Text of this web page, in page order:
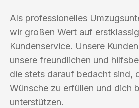
Als professionelles
wir großen Wert auf
Kundenservice. Unsere
unsere freundlichen und
die stets darauf bedacht sind,
Wünsche zu erfüllen und dich
unterstützen.